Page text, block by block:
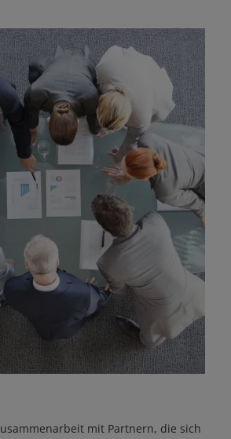
Mehr erfahren
mit Partnern, die sich